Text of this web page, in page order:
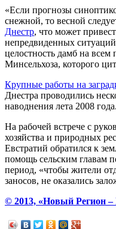
«Если прогнозы
снежной, то весной
Днестр, что может
непредвиденных
целостность дамб на всем
Минсельхоза, которого
Крупные работы на
Днестра проводились
наводнения лета 2008 года.
На рабочей встрече с
хозяйства и природных
Евстратий обратился к
помощь сельским главам
период, «чтобы жители
заносов, не оказались
© 2013, «Новый Регион –